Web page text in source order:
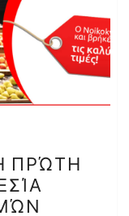
ΠΡΏΤΗ